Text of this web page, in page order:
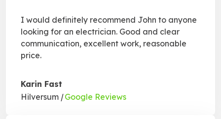
I would definitely recommend John to anyone
looking for an electrician. Good and clear
communication, excellent work, reasonable
price.
Karin Fast
Hilversum | Google Reviews